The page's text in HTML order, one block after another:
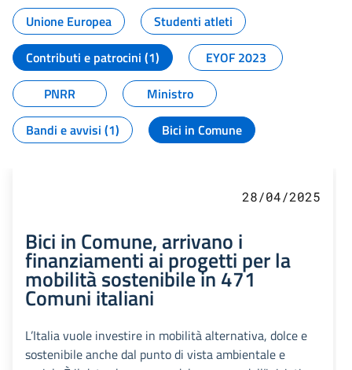
Unione Europea
Studenti atleti
Contributi e patrocini (1)
EYOF 2023
PNRR
Ministro
Bandi e avvisi (1)
Bici in Comune
28/04/2025
Bici in Comune, arrivano i
finanziamenti ai progetti per la
mobilità sostenibile in 471
Comuni italiani
L’Italia vuole investire in mobilità alternativa, dolce e
sostenibile anche dal punto di vista ambientale e